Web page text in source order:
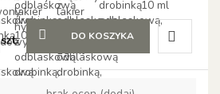
szt. DO KOSZYKA
Do